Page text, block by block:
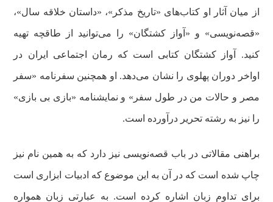
از میان آثار او کتاب‌های «تاریخ مذکر»، «داستان خلاقه سال»،
«قصه‌نویسی» و «آواز کشتگان» را می‌توانید از طاقچه تهیه
کنید. آواز کشتگان کتابی است که رمان اجتماعی ایران در
اواخر دوران پهلوی را نشان می‌دهد. او همچنین سفرنامه «سفر
مصر و حالات من در طول سفر» و نمایشنامه «بازی بی بازی»
را نیز به رشته تحریر درآورده است.
براهنی مقالاتی در باب قصه‌نویسی نیز دارد که به همین نام نیز
چاپ شده است که در آن به این موضوع که ادبیات ابزاری است
برای تداوم زبان اشاره کرده است. به عبارتی زبان همواره